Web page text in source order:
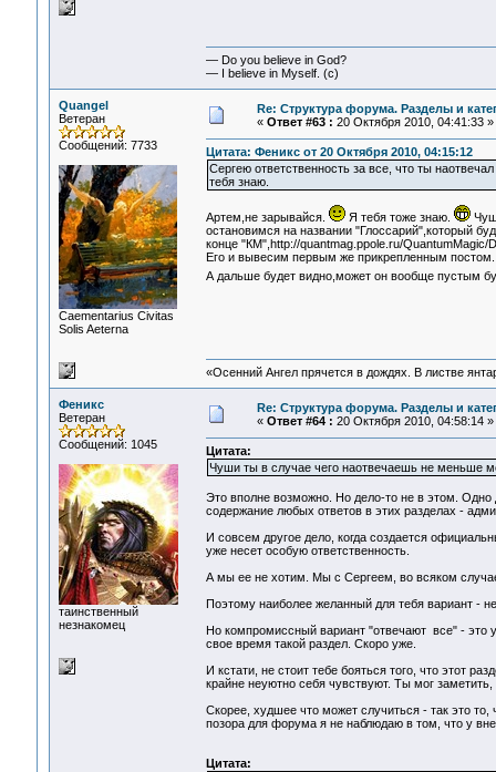
— Do you believe in God?
— I believe in Myself. (c)
Quangel
Ветеран
Сообщений: 7733
Сaementarius Civitas
Solis Aeterna
Re: Структура форума. Разделы и
« Ответ #63 : 20 Октября 2010, 04:41:33 »
Цитата: Феникс от 20 Октября 2010, 04:15:12
Сергею ответственность за все, что ты
тебя знаю.
Артем,не зарывайся. Я тебя тоже знаю.
остановимся на названии "Глоссарий",который
конце "КМ",http://quantmag.ppole.ru/QuantumMagic/
Его и вывесим первым же прикрепленным
А дальше будет видно,может он вообще пустым
«Осенний Ангел прячется в дождях. В листве
Феникс
Ветеран
Сообщений: 1045
таинственный
незнакомец
Re: Структура форума. Разделы и
« Ответ #64 : 20 Октября 2010, 04:58:14 »
Цитата:
Чуши ты в случае чего наотвечаешь не меньше
Это вполне возможно. Но дело-то не в этом.
содержание любых ответов в этих разделах -
И совсем другое дело, когда создается
уже несет особую ответственность.
А мы ее не хотим. Мы с Сергеем, во всяком
Поэтому наиболее желанный для тебя вариант -
Но компромиссный вариант "отвечают все" - это
свое время такой раздел. Скоро уже.
И кстати, не стоит тебе бояться того, что этот
крайне неуютно себя чувствуют. Ты мог
Скорее, худшее что может случиться - так это то,
позора для форума я не наблюдаю в том, что у
Цитата: